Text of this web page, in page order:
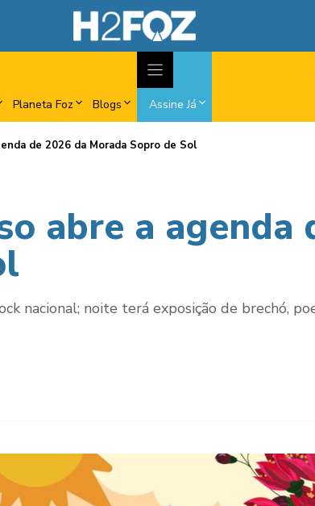
Planeta Foz Blogs Assine Já
de 2026 da Morada Sopro de Sol
abre a agenda
nacional; noite terá exposição de brechó,